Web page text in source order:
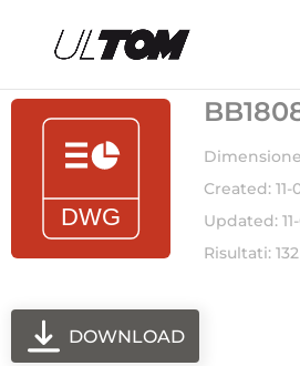
Created: 11-
Updated:
Risultati: 132
DOWNLOAD